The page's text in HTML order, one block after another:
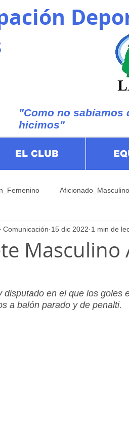
"Como no sabíamos
hicimos"
EL CLUB
Aficionado_Masculino
Patrocinadores Juvenil_Femenino
Masculino
Comunicación 15 dic 2022 1 min de
disputado en el que los goles
a balón parado y de penalti.